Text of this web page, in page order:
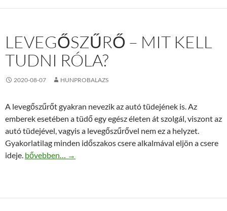
LEVEGŐSZŰRŐ – MIT KELL
TUDNI RÓLA?
2020-08-07 HUNPROBALAZS
A levegőszűrőt gyakran nevezik az autó tüdejének is. Az
emberek esetében a tüdő egy egész életen át szolgál, viszont az
autó tüdejével, vagyis a levegőszűrővel nem ez a helyzet.
Gyakorlatilag minden időszakos csere alkalmával eljön a csere
ideje. Levegőszűrő – Mit kell tudni róla?
bővebben… →